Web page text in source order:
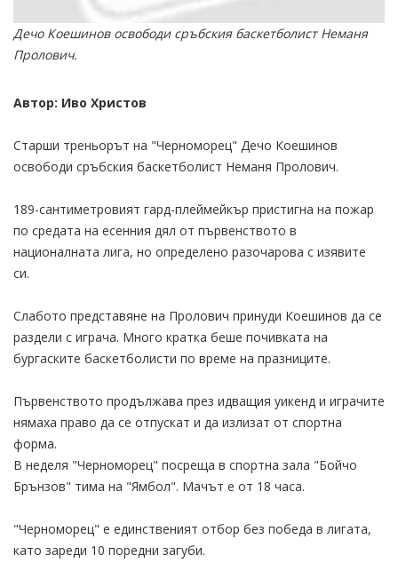
Дечо Коешинов освободи сръбския баскетболист Неманя
Пролович.
Автор: Иво Христов
Старши треньорът на "Черноморец" Дечо Коешинов
освободи сръбския баскетболист Неманя Пролович.
189-сантиметровият гард-плеймейкър пристигна на пожар
по средата на есенния дял от първенството в
националната лига, но определено разочарова с изявите
си.
Слабото представяне на Пролович принуди Коешинов да се
раздели с играча. Много кратка беше почивката на
бургаските баскетболисти по време на празниците.
Първенството продължава през идващия уикенд и играчите
нямаха право да се отпускат и да излизат от спортна
форма.
В неделя "Черноморец" посреща в спортна зала "Бойчо
Брънзов" тима на "Ямбол". Мачът е от 18 часа.
"Черноморец" е единственият отбор без победа в лигата,
като зареди 10 поредни загуби.